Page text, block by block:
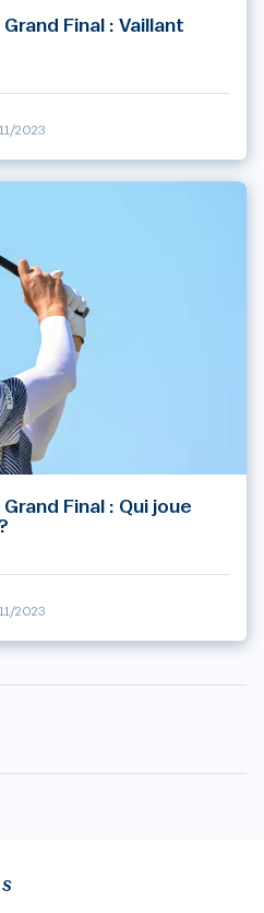
Final : Vaillant
2023
Final : Qui joue
2023